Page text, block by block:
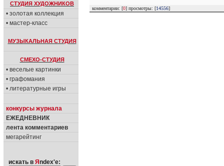
СТУДИЯ ХУДОЖНИКОВ
• золотая коллекция
• мастер-класс
МУЗЫКАЛЬНАЯ СТУДИЯ
СМЕХО-СТУДИЯ
• веселые картинки
• графомания
• литературные игры
конкурсы журнала
ЕЖЕДНЕВНИК
лента комментариев
мегарейтинг
искать в Я ndex'е:
комментарии: [0] просмотры: [14556]